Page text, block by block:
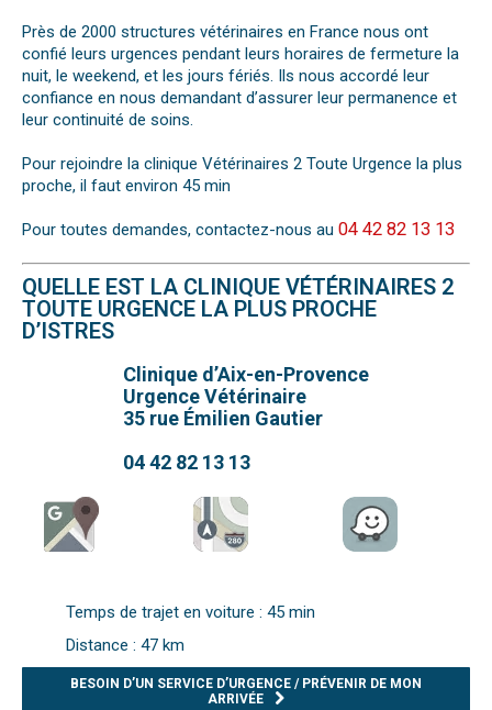
Près de 2000 structures vétérinaires en France nous ont
confié leurs urgences pendant leurs horaires de fermeture la
nuit, le weekend, et les jours fériés. Ils nous accordé leur
confiance en nous demandant d’assurer leur permanence et
leur continuité de soins.
Pour rejoindre la clinique Vétérinaires 2 Toute Urgence la plus
proche, il faut environ 45 min
Pour toutes demandes, contactez-nous au 04 42 82 13 13
QUELLE EST LA CLINIQUE VÉTÉRINAIRES 2
TOUTE URGENCE LA PLUS PROCHE
D’ISTRES
Clinique d’Aix-en-Provence
Urgence Vétérinaire
35 rue Émilien Gautier
04 42 82 13 13
Temps de trajet en voiture : 45 min
Distance : 47 km
BESOIN D’UN SERVICE D’URGENCE / PRÉVENIR DE MON
ARRIVÉE